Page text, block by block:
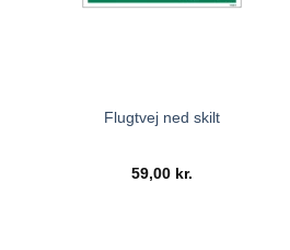
Flugtvej ned skilt
59,00 kr.